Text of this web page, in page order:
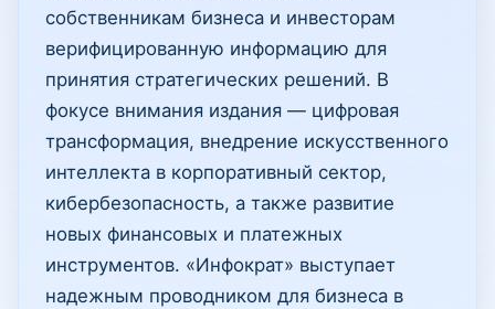
собственникам бизнеса и инвесторам
верифицированную информацию для
принятия стратегических решений. В
фокусе внимания издания — цифровая
трансформация, внедрение искусственного
интеллекта в корпоративный сектор,
кибербезопасность, а также развитие
новых финансовых и платежных
инструментов. «Инфократ» выступает
надежным проводником для бизнеса в